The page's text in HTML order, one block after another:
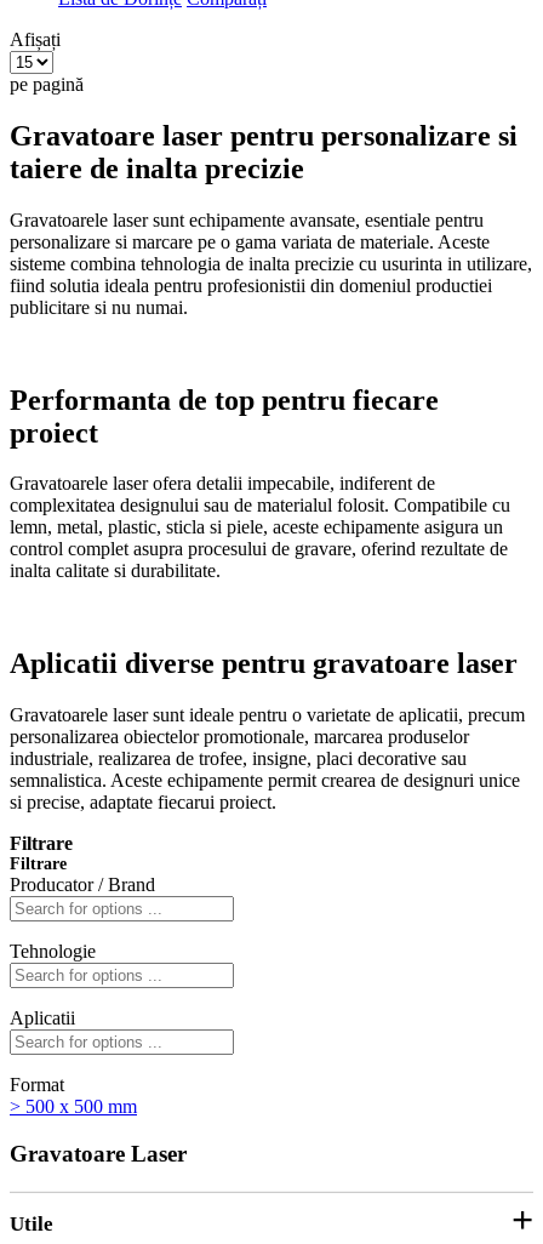
Afișați
pe pagină
Gravatoare laser pentru personalizare si
taiere de inalta precizie
Gravatoarele laser sunt echipamente avansate, esentiale pentru
personalizare si marcare pe o gama variata de materiale. Aceste
sisteme combina tehnologia de inalta precizie cu usurinta in utilizare,
fiind solutia ideala pentru profesionistii din domeniul productiei
publicitare si nu numai.
Performanta de top pentru fiecare
proiect
Gravatoarele laser ofera detalii impecabile, indiferent de
complexitatea designului sau de materialul folosit. Compatibile cu
lemn, metal, plastic, sticla si piele, aceste echipamente asigura un
control complet asupra procesului de gravare, oferind rezultate de
inalta calitate si durabilitate.
Aplicatii diverse pentru gravatoare laser
Gravatoarele laser sunt ideale pentru o varietate de aplicatii, precum
personalizarea obiectelor promotionale, marcarea produselor
industriale, realizarea de trofee, insigne, placi decorative sau
semnalistica. Aceste echipamente permit crearea de designuri unice
si precise, adaptate fiecarui proiect.
Filtrare
Filtrare
Producator / Brand
Tehnologie
Aplicatii
Format
> 500 x 500 mm
Gravatoare Laser
Utile